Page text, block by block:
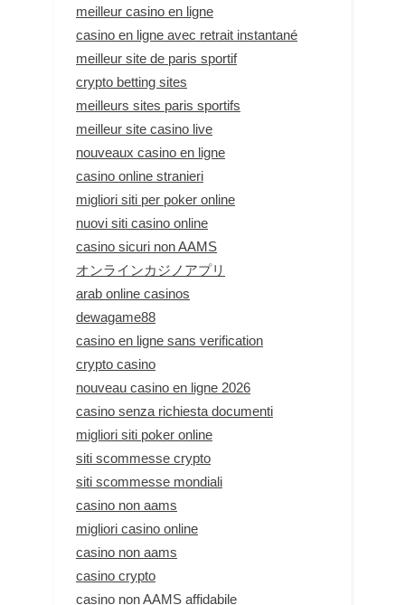
meilleur casino en ligne
casino en ligne avec retrait instantané
meilleur site de paris sportif
crypto betting sites
meilleurs sites paris sportifs
meilleur site casino live
nouveaux casino en ligne
casino online stranieri
migliori siti per poker online
nuovi siti casino online
casino sicuri non AAMS
オンラインカジノアプリ
arab online casinos
dewagame88
casino en ligne sans verification
crypto casino
nouveau casino en ligne 2026
casino senza richiesta documenti
migliori siti poker online
siti scommesse crypto
siti scommesse mondiali
casino non aams
migliori casino online
casino non aams
casino crypto
casino non AAMS affidabile